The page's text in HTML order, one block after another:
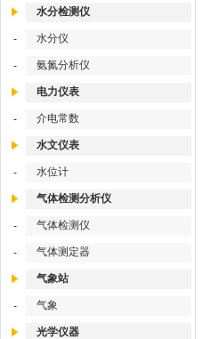
水分检测仪
- 水分仪
- 氨氮分析仪
电力仪表
- 介电常数
水文仪表
- 水位计
气体检测分析仪
- 气体检测仪
- 气体测定器
气象站
- 气象
光学仪器